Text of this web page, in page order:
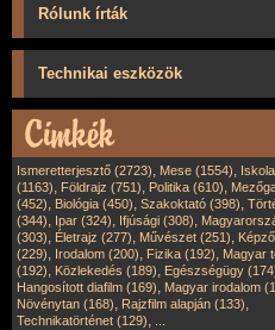
Rólunk írták
Technikai eszközök
Ismeretterjesztő (2723), Mese (1554),
(1163), Földrajz (751), Politika (610),
(452), Biológia (450), Szakoktató (398),
(344), Ipar (324), Ifjúsági (308),
(303), Életrajz (277), Művészet (251),
(229), Irodalom (200), Fizika (192), Magyar
(192), Közlekedés (189), Egészségügy
Hangosított diafilm (169), Magyar irodalom
Növénytan (168), Rajzfilm alapján (133),
Technikatörténet (129),